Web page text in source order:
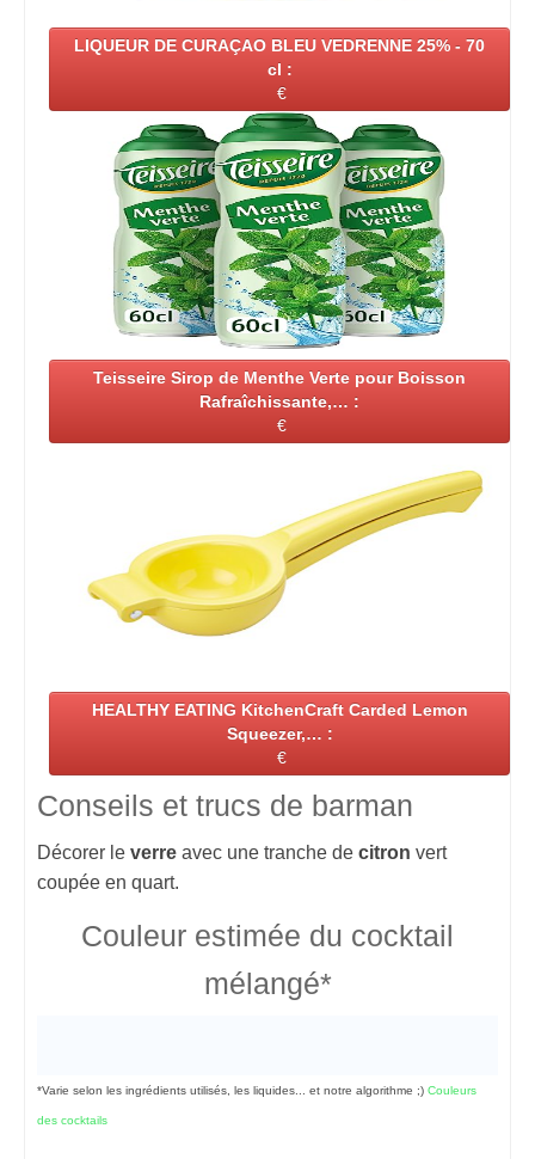
LIQUEUR DE CURAÇAO BLEU VEDRENNE 25% - 70
cl :
€
Teisseire Sirop de Menthe Verte pour Boisson
Rafraîchissante,… :
€
HEALTHY EATING KitchenCraft Carded Lemon
Squeezer,… :
€
Conseils et trucs de barman
Décorer le verre avec une tranche de citron vert
coupée en quart.
Couleur estimée du cocktail
mélangé*
*Varie selon les ingrédients utilisés, les liquides... et notre algorithme ;) Couleurs
des cocktails